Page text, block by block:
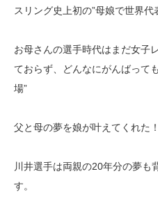
スリング史上初の”母娘で世界代
お母さんの選手時代はまだ女子
ておらず、どんなにがんばって
場”
父と母の夢を娘が叶えてくれた！
川井選手は両親の20年分の夢も
す。